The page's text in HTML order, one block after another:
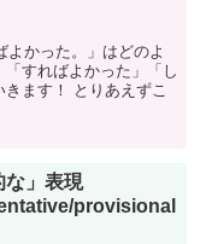
かった。」はどのよ
すればよかった」「し
ます！ とりあえずこ
な」表現
provisional